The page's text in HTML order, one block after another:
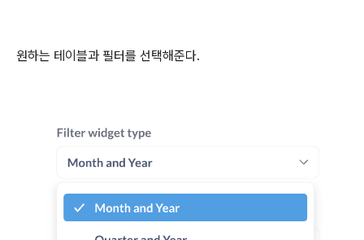
원하는 테이블과 필터를 선택해준다.